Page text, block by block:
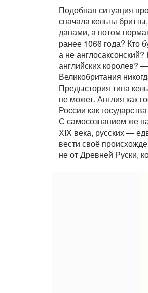
Подобная ситуация
сначала кельты
данами, а потом
ранее 1066 года? Кто
а не
английских королев?
Великобритания
Предыстория типа
не может. Англия как
России как
С самосознанием же
XIX века, русских —
вести своё
не от Древней Руски,